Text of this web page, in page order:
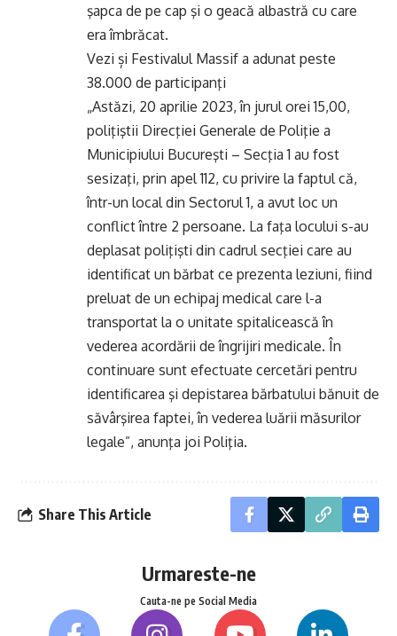
şapca de pe cap şi o geacă albastră cu care
era îmbrăcat.
Vezi și Festivalul Massif a adunat peste
38.000 de participanţi
„Astăzi, 20 aprilie 2023, în jurul orei 15,00,
poliţiştii Direcţiei Generale de Poliţie a
Municipiului Bucureşti – Secţia 1 au fost
sesizaţi, prin apel 112, cu privire la faptul că,
într-un local din Sectorul 1, a avut loc un
conflict între 2 persoane. La faţa locului s-au
deplasat poliţişti din cadrul secţiei care au
identificat un bărbat ce prezenta leziuni, fiind
preluat de un echipaj medical care l-a
transportat la o unitate spitalicească în
vederea acordării de îngrijiri medicale. În
continuare sunt efectuate cercetări pentru
identificarea şi depistarea bărbatului bănuit de
săvârşirea faptei, în vederea luării măsurilor
legale”, anunţa joi Poliţia.
Share This Article
Urmareste-ne
Cauta-ne pe Social Media